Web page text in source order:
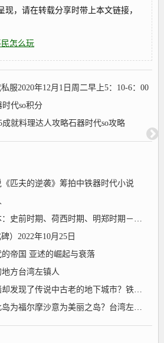
现，请在转载分享时带上本文链接，
怎么玩
服2020年12月1日周二早上5：10-6：00
代so积分
成就料理达人攻略石器时代so攻略
匹夫的逆袭》筹拍中铁器时代小说
西时期、明郑时期－事件年表2022年10月25日台湾左镇人
）2022年10月25日
帝国 亚述的崛起与衰落
方台湾左镇人
了传说中古老的地下城市？铁器时代小说
为福尔摩沙意为美丽之岛？台湾左镇人